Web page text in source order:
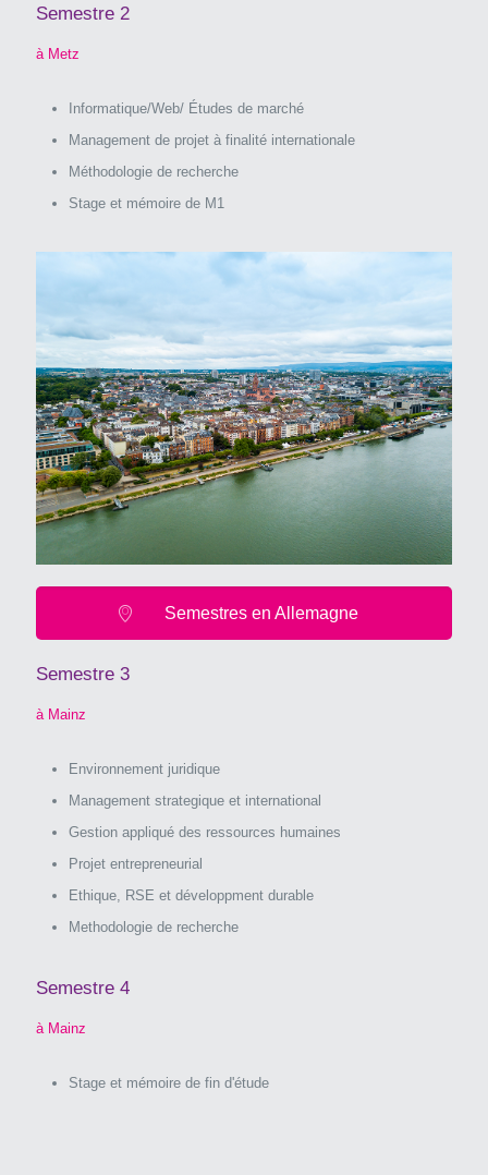
Semestre 2
à Metz
Informatique/Web/ Études de marché
Management de projet à finalité internationale
Méthodologie de recherche
Stage et mémoire de M1
Semestres en Allemagne
Semestre 3
à Mainz
Environnement juridique
Management strategique et international
Gestion appliqué des ressources humaines
Projet entrepreneurial
Ethique, RSE et développment durable
Methodologie de recherche
Semestre 4
à Mainz
Stage et mémoire de fin d'étude